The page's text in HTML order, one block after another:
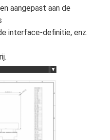
aangepast aan de
interface-definitie, enz.